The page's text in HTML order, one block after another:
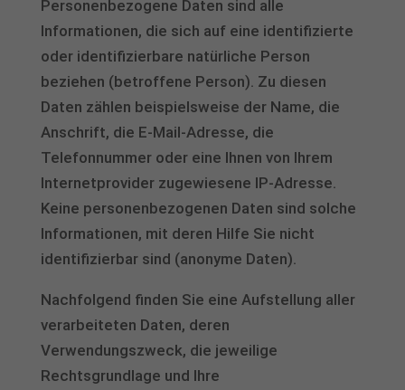
Personenbezogene Daten sind alle
Informationen, die sich auf eine identifizierte
oder identifizierbare natürliche Person
beziehen (betroffene Person). Zu diesen
Daten zählen beispielsweise der Name, die
Anschrift, die E-Mail-Adresse, die
Telefonnummer oder eine Ihnen von Ihrem
Internetprovider zugewiesene IP-Adresse.
Keine personenbezogenen Daten sind solche
Informationen, mit deren Hilfe Sie nicht
identifizierbar sind (anonyme Daten).
Nachfolgend finden Sie eine Aufstellung aller
verarbeiteten Daten, deren
Verwendungszweck, die jeweilige
Rechtsgrundlage und Ihre
Wir verwenden Cookies und andere Technologien auf unserer
Website. Einige von ihnen sind essenziell, während andere uns
helfen, diese Website und Ihre Erfahrung zu verbessern.
Adressen), z. B. für personalisierte Anzeigen und Inhalte oder
Anzeigen- und Inhaltsmessung.Weitere Informationen über die
Datenschutzerklärung.
Hier finden Sie eine Übersicht über alle verwendeten Cookies. Sie
weitere Informationen anzeigen lassen und so nur bestimmte
Alle akzeptieren Speichern
Zurück
Technisch notwendig (1)
Cookies zur technischen Funktionsfähigkeit ermöglichen grundlegende